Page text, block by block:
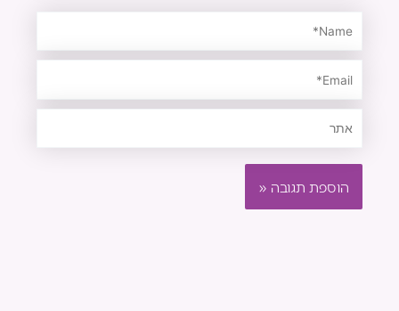
Name*
Email*